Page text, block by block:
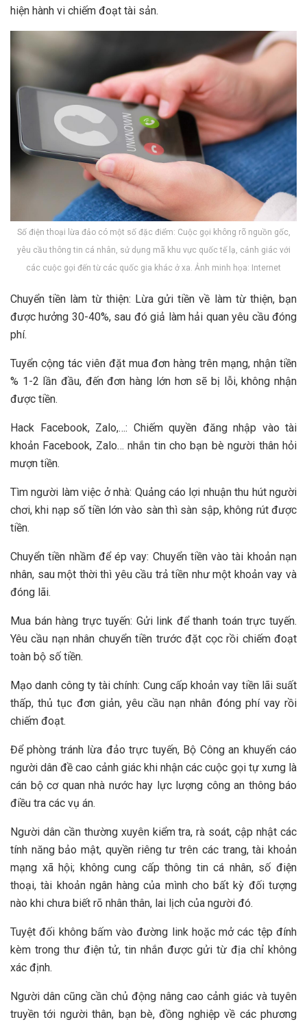
hiện hành vi chiếm đoạt tài sản.
Số điện thoại lừa đảo có một số đặc điểm: Cuộc gọi không rõ nguồn gốc,
yêu cầu thông tin cá nhân, sử dụng mã khu vực quốc tế lạ, cảnh giác với
các cuộc gọi đến từ các quốc gia khác ở xa. Ảnh minh họa: Internet
Chuyển tiền làm từ thiện: Lừa gửi tiền về làm từ thiện, bạn
được hưởng 30-40%, sau đó giả làm hải quan yêu cầu đóng
phí.
Tuyển cộng tác viên đặt mua đơn hàng trên mạng, nhận tiền
% 1-2 lần đầu, đến đơn hàng lớn hơn sẽ bị lỗi, không nhận
được tiền.
Hack Facebook, Zalo,…: Chiếm quyền đăng nhập vào tài
khoản Facebook, Zalo… nhắn tin cho bạn bè người thân hỏi
mượn tiền.
Tìm người làm việc ở nhà: Quảng cáo lợi nhuận thu hút người
chơi, khi nạp số tiền lớn vào sàn thì sàn sập, không rút được
tiền.
Chuyển tiền nhầm để ép vay: Chuyển tiền vào tài khoản nạn
nhân, sau một thời thì yêu cầu trả tiền như một khoản vay và
đóng lãi.
Mua bán hàng trực tuyến: Gửi link để thanh toán trực tuyến.
Yêu cầu nạn nhân chuyển tiền trước đặt cọc rồi chiếm đoạt
toàn bộ số tiền.
Mạo danh công ty tài chính: Cung cấp khoản vay tiền lãi suất
thấp, thủ tục đơn giản, yêu cầu nạn nhân đóng phí vay rồi
chiếm đoạt.
Để phòng tránh lừa đảo trực tuyến, Bộ Công an khuyến cáo
người dân đề cao cảnh giác khi nhận các cuộc gọi tự xưng là
cán bộ cơ quan nhà nước hay lực lượng công an thông báo
điều tra các vụ án.
Người dân cần thường xuyên kiểm tra, rà soát, cập nhật các
tính năng bảo mật, quyền riêng tư trên các trang, tài khoản
mạng xã hội; không cung cấp thông tin cá nhân, số điện
thoại, tài khoản ngân hàng của mình cho bất kỳ đối tượng
nào khi chưa biết rõ nhân thân, lai lịch của người đó.
Tuyệt đối không bấm vào đường link hoặc mở các tệp đính
kèm trong thư điện tử, tin nhắn được gửi từ địa chỉ không
xác định.
Người dân cũng cần chủ động nâng cao cảnh giác và tuyên
truyền tới người thân, bạn bè, đồng nghiệp về các phương